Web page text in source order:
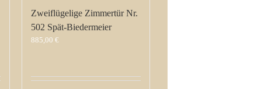
Zweiflügelige Zimmertür Nr.
502 Spät-Biedermeier
885,00 €